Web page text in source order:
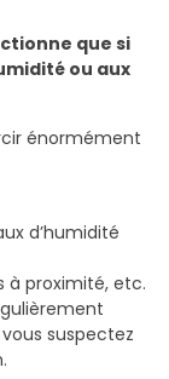
que si
ou aux
énormément
d’humidité
à proximité, etc.
suspectez